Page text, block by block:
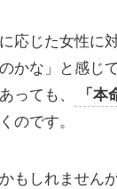
応じた女性に
かな」と感じ
っても、
「
のです。
もしれません